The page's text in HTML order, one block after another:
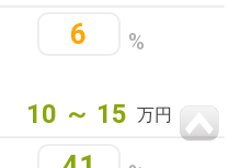
%
6
10 ～ 15 万円